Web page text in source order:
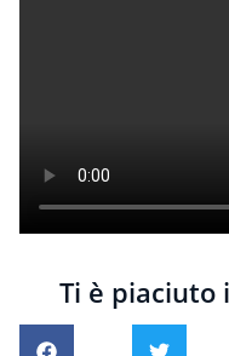
Ti è piaciuto